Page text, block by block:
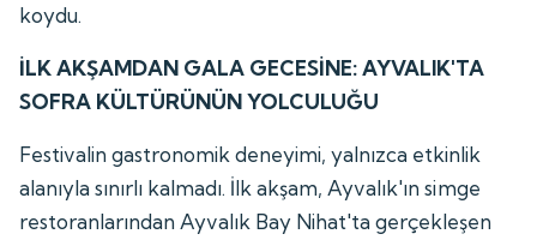
koydu.
İLK AKŞAMDAN GALA GECESİNE: AYVALIK'TA
SOFRA KÜLTÜRÜNÜN YOLCULUĞU
Festivalin gastronomik deneyimi, yalnızca etkinlik
alanıyla sınırlı kalmadı. İlk akşam, Ayvalık'ın simge
restoranlarından Ayvalık Bay Nihat'ta gerçekleşen